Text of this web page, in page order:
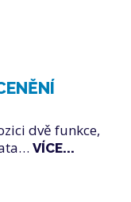
dvě funkce,
VÍCE...